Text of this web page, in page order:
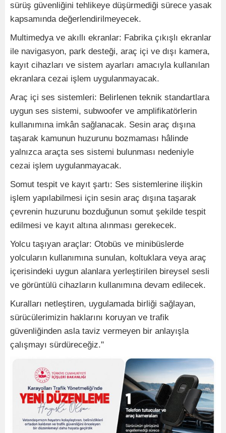
sürüş güvenliğini tehlikeye düşürmediği sürece yasak
kapsamında değerlendirilmeyecek.
Multimedya ve akıllı ekranlar: Fabrika çıkışlı ekranlar
ile navigasyon, park desteği, araç içi ve dışı kamera,
kayıt cihazları ve sistem ayarları amacıyla kullanılan
ekranlara cezai işlem uygulanmayacak.
Araç içi ses sistemleri: Belirlenen teknik standartlara
uygun ses sistemi, subwoofer ve amplifikatörlerin
kullanımına imkân sağlanacak. Sesin araç dışına
taşarak kamunun huzurunu bozmaması hâlinde
yalnızca araçta ses sistemi bulunması nedeniyle
cezai işlem uygulanmayacak.
Somut tespit ve kayıt şartı: Ses sistemlerine ilişkin
işlem yapılabilmesi için sesin araç dışına taşarak
çevrenin huzurunu bozduğunun somut şekilde tespit
edilmesi ve kayıt altına alınması gerekecek.
Yolcu taşıyan araçlar: Otobüs ve minibüslerde
yolcuların kullanımına sunulan, koltuklara veya araç
içerisindeki uygun alanlara yerleştirilen bireysel sesli
ve görüntülü cihazların kullanımına devam edilecek.
Kuralları netleştiren, uygulamada birliği sağlayan,
sürücülerimizin haklarını koruyan ve trafik
güvenliğinden asla taviz vermeyen bir anlayışla
çalışmayı sürdüreceğiz."